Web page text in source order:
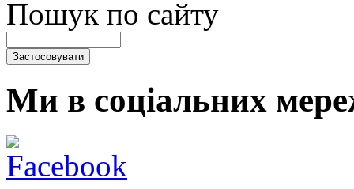
Пошук по сайту
Ми в соціальних